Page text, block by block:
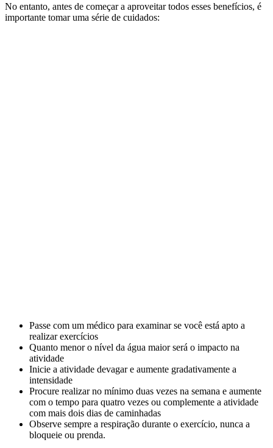
No entanto, antes de começar a aproveitar todos esses benefícios, é
importante tomar uma série de cuidados:
Passe com um médico para examinar se você está apto a
realizar exercícios
Quanto menor o nível da água maior será o impacto na
atividade
Inicie a atividade devagar e aumente gradativamente a
intensidade
Procure realizar no mínimo duas vezes na semana e aumente
com o tempo para quatro vezes ou complemente a atividade
com mais dois dias de caminhadas
Observe sempre a respiração durante o exercício, nunca a
bloqueie ou prenda.